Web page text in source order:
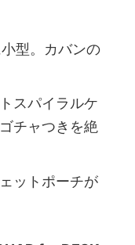
型。カバンの
スパイラルケ
チャつきを絶
ットポーチが